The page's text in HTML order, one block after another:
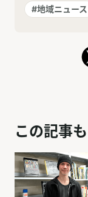
#地域ニュース
この記事